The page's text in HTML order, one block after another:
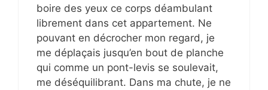
boire des yeux ce corps déambulant
librement dans cet appartement. Ne
pouvant en décrocher mon regard, je
me déplaçais jusqu’en bout de planche
qui comme un pont-levis se soulevait,
me déséquilibrant. Dans ma chute, je ne